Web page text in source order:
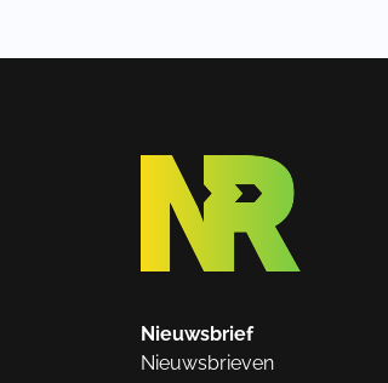
Nieuwsbrief
Nieuwsbrieven